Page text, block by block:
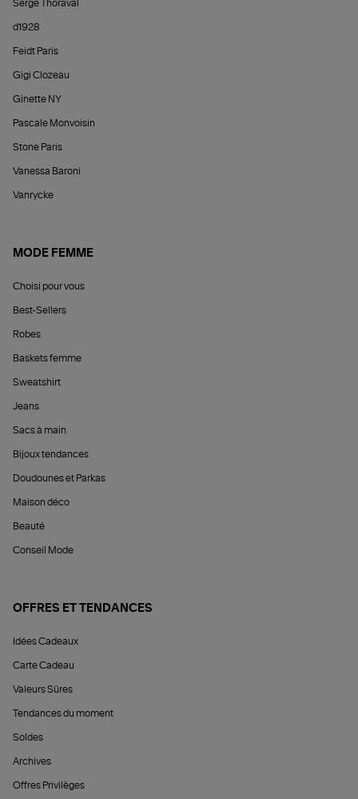
Serge Thoraval
d1928
Feidt Paris
Gigi Clozeau
Ginette NY
Pascale Monvoisin
Stone Paris
Vanessa Baroni
Vanrycke
MODE FEMME
Choisi pour vous
Best-Sellers
Robes
Baskets femme
Sweatshirt
Jeans
Sacs à main
Bijoux tendances
Doudounes et Parkas
Maison déco
Beauté
Conseil Mode
OFFRES ET TENDANCES
Idées Cadeaux
Carte Cadeau
Valeurs Sûres
Tendances du moment
Soldes
Archives
Offres Privilèges